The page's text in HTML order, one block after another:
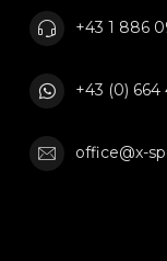
+43 1 886
+43 (0)
office@x-